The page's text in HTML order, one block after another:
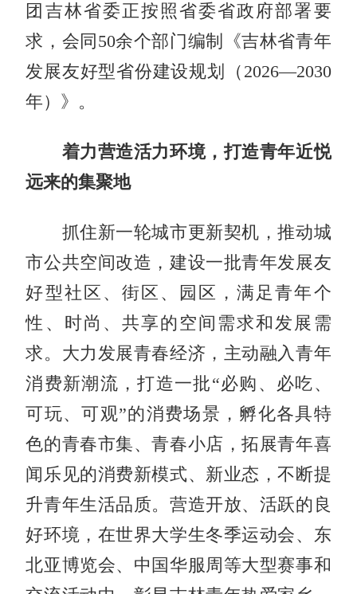
团吉林省委正按照省委省政府部署要
求，会同 50余个部门编制《吉林省青年
发展友好型省份建设规划（2026—2030
年）》。
着力营造活力环境，打造青年近悦
远来的集聚地
抓住新一轮城市更新契机，推动城
市公共空间改造 ，建设一批青年发展友
好型社区、街区、园区
，满 足青年个
性、时尚、 共享的 空间需求和发展需
求。大力发展青春经济， 主动融入青年
消费新潮流，打造一批“必购、必吃、
可玩、可观”的消费场景 ，孵化各具特
色的青春市集、青春小店 ，拓展青年喜
闻乐见的消费新模式、新业态，不断提
升青年生活品质。 营造开放、 活跃的良
好环境，在世界大学生冬季运动会、东
北亚博览会、中国华服周等大型赛事和